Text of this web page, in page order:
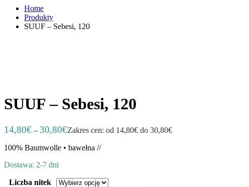
Home
Produkty
SUUF – Sebesi, 120
SUUF – Sebesi, 120
14,80€ – 30,80€Zakres cen: od 14,80€ do 30,80€
100% Baumwolle • bawełna //
Dostawa: 2-7 dni
Liczba nitek